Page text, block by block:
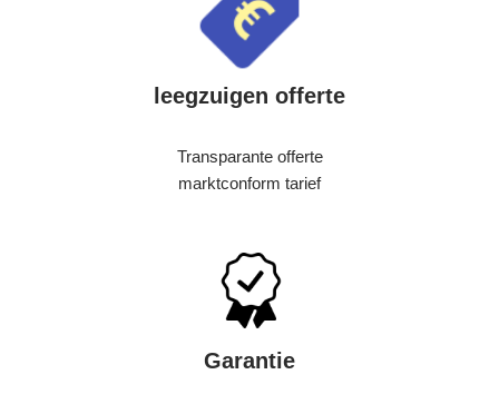
leegzuigen offerte
Transparante offerte
marktconform tarief
Garantie